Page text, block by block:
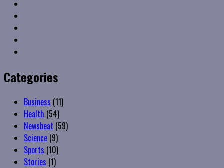
Categories
Business (11)
Health (54)
Newsbeat (59)
Science (9)
Sports (10)
Stories (1)